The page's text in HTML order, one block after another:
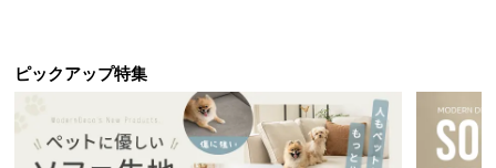
ピックアップ特集